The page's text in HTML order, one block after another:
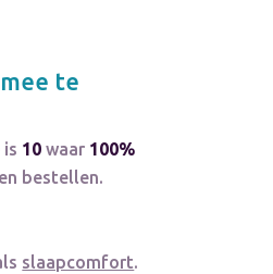
te
10 waar 100%
bestellen.
slaapcomfort.